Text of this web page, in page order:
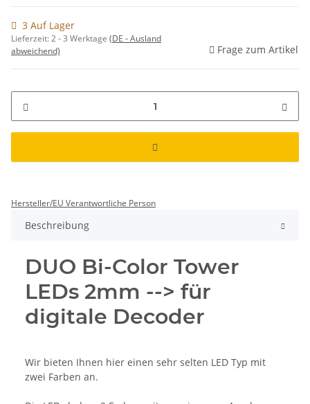
3 Auf Lager
Lieferzeit:2 - 3 Werktage (DE - Ausland
abweichend)
Frage zum Artikel
Hersteller/EU Verantwortliche Person
Beschreibung
DUO Bi-Color Tower
LEDs 2mm --> für
digitale Decoder
Wir bieten Ihnen hier einen sehr selten LED Typ mit
zwei Farben an.